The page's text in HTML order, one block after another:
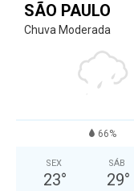
SÃO PAULO
Chuva Moderada
66%
SEX
23°
SÁB
29°